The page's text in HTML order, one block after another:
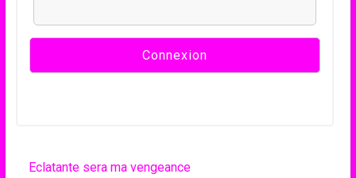
Eclatante sera ma vengeance